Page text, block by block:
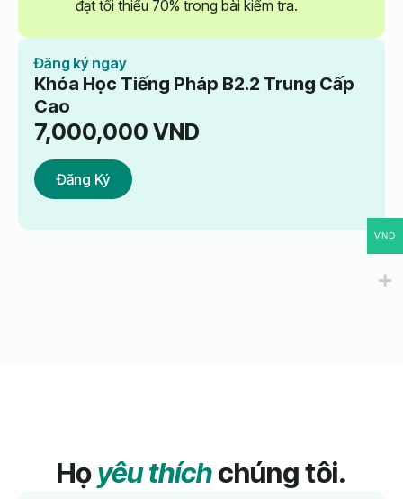
đạt tối thiểu 70% trong bài kiểm tra.
Đăng ký ngay
Khóa Học Tiếng Pháp B2.2 Trung Cấp
Cao
7,000,000 VND
Đăng Ký
Họyêu thíchchúng tôi.
VND